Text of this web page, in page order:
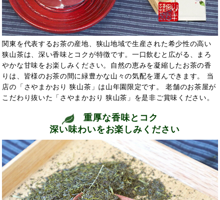
関東を代表するお茶の産地、狭山地域で生産された希少性の高い
狭山茶は、深い香味とコクが特徴です。一口飲むと広がる、まろ
やかな甘味をお楽しみください。自然の恵みを凝縮したお茶の香
りは、皆様のお茶の間に緑豊かな山々の気配を運んできます。 当
店の「さやまかおり 狭山茶」は山年園限定です。 老舗のお茶屋が
こだわり抜いた「さやまかおり 狭山茶」を是非ご賞味ください。
重厚な香味とコク
深い味わいをお楽しみください